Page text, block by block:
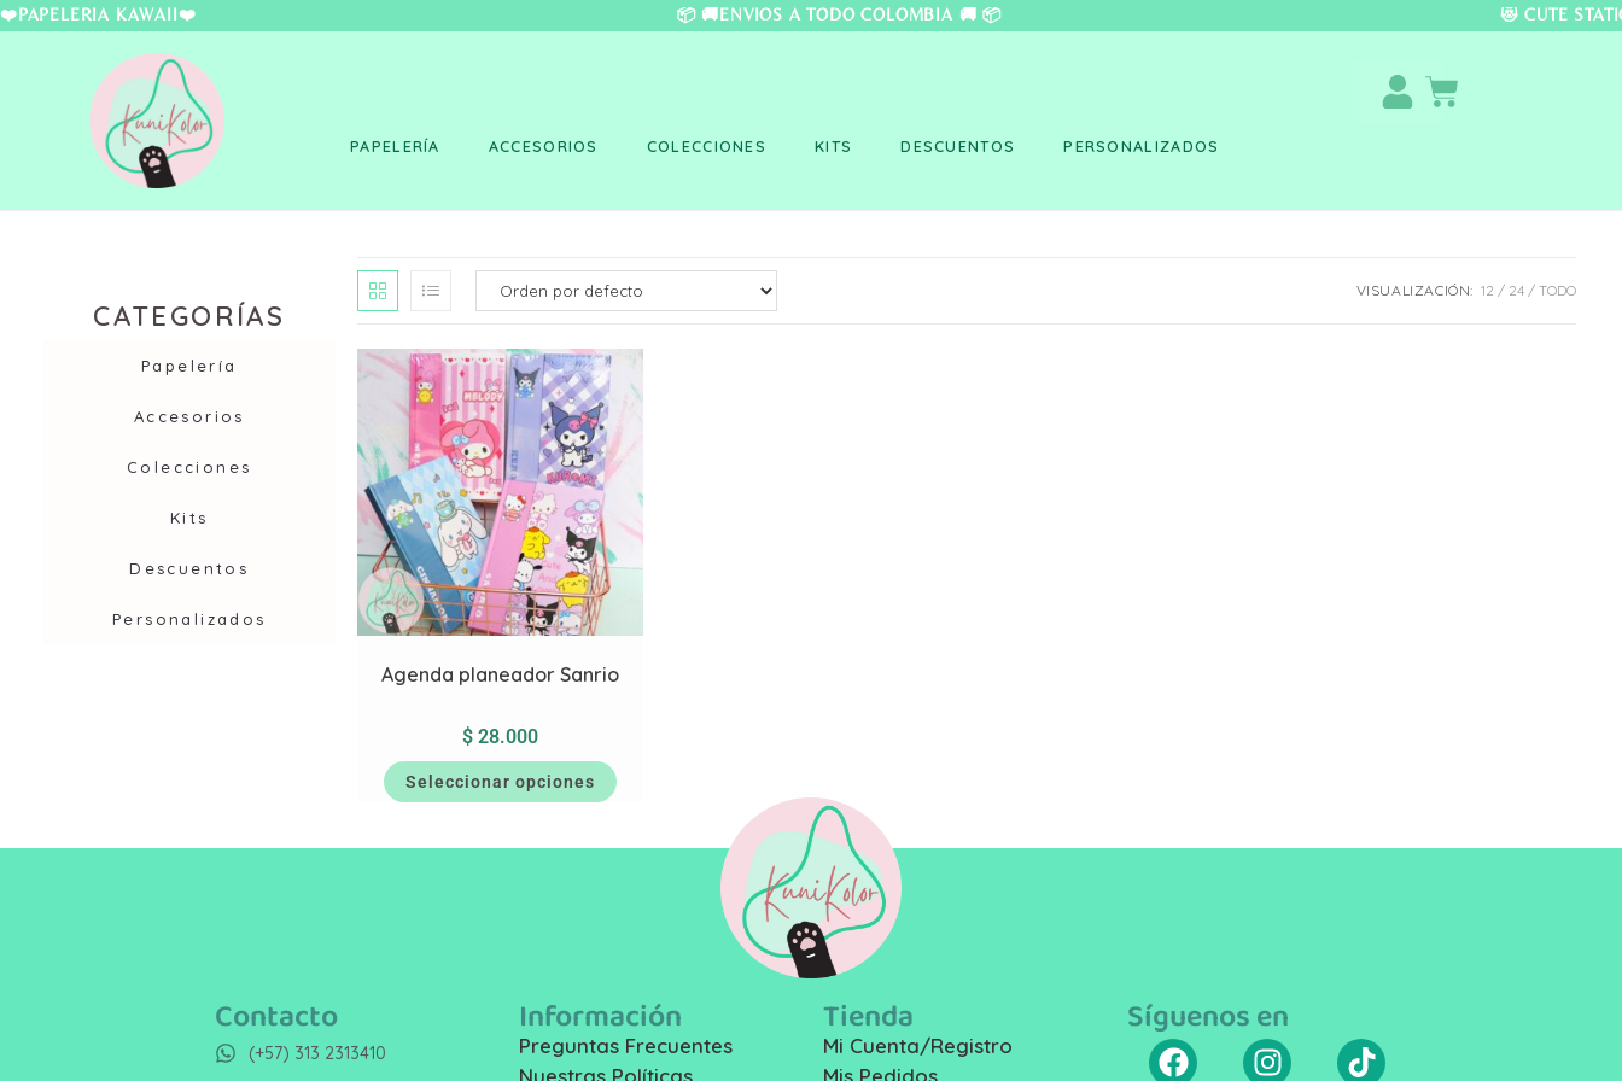
❤️PAPELERÍA KAWAII❤️ 📦 🚚ENVÍOS A TODO COLOMBIA 🚚 📦 😻
PAPELERÍA ACCESORIOS COLECCIONES KITS DESCUENTOS PERSONALIZADOS
CATEGORÍAS
Papelería
Accesorios
Colecciones
Kits
Descuentos
Personalizados
VISUALIZACIÓN: 12 24 TODO
Agenda planeador Sanrio
$28.000
Seleccionar opciones
Contacto
(+57) 313 2313410
Información
Preguntas Frecuentes
Nuestras Políticas
Tienda
Mi Cuenta/Registro
Mis Pedidos
Síguenos en